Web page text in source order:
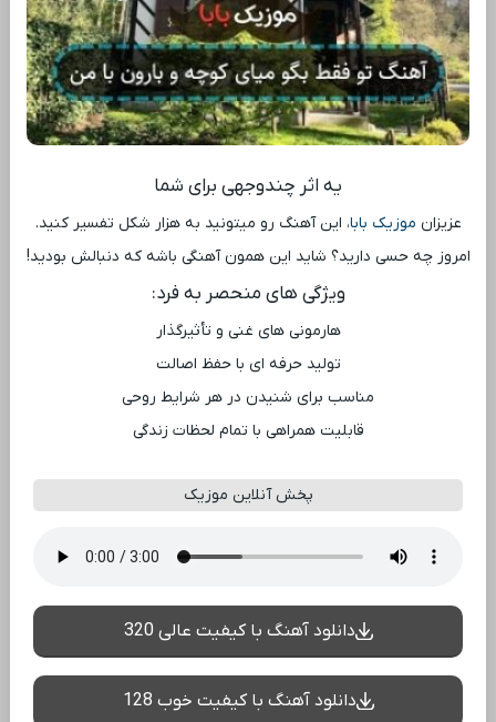
یه اثر چندوجهی برای شما
عزیزان موزیک بابا، این آهنگ رو میتونید به هزار شکل تفسیر کنید.
امروز چه حسی دارید؟ شاید این همون آهنگی باشه که دنبالش بودید!
ویژگی ‌های منحصر به فرد:
هارمونی ‌های غنی و تأثیرگذار
تولید حرفه ‌ای با حفظ اصالت
مناسب برای شنیدن در هر شرایط روحی
قابلیت همراهی با تمام لحظات زندگی
پخش آنلاین موزیک
دانلود آهنگ با کیفیت عالی 320
دانلود آهنگ با کیفیت خوب 128